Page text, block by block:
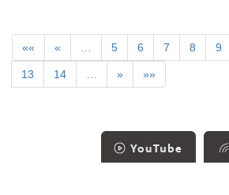
«« « 5 6 7 8 9
13 14 » »»